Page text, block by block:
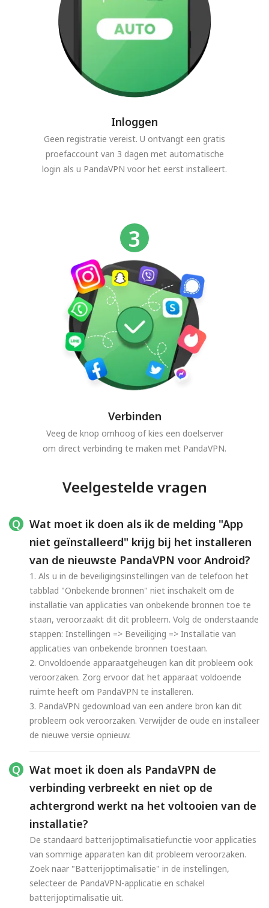
Inloggen
Geen registratie vereist. U ontvangt een gratis
proefaccount van 3 dagen met automatische
login als u PandaVPN voor het eerst installeert.
Verbinden
Veeg de knop omhoog of kies een doelserver
om direct verbinding te maken met PandaVPN.
Veelgestelde vragen
Wat moet ik doen als ik de melding "App
niet geïnstalleerd" krijg bij het installeren
van de nieuwste PandaVPN voor Android?
1. Als u in de beveiligingsinstellingen van de telefoon het
tabblad "Onbekende bronnen" niet inschakelt om de
installatie van applicaties van onbekende bronnen toe te
staan, veroorzaakt dit dit probleem. Volg de onderstaande
stappen: Instellingen => Beveiliging => Installatie van
applicaties van onbekende bronnen toestaan.
2. Onvoldoende apparaatgeheugen kan dit probleem ook
veroorzaken. Zorg ervoor dat het apparaat voldoende
ruimte heeft om PandaVPN te installeren.
3. PandaVPN gedownload van een andere bron kan dit
probleem ook veroorzaken. Verwijder de oude en installeer
de nieuwe versie opnieuw.
Wat moet ik doen als PandaVPN de
verbinding verbreekt en niet op de
achtergrond werkt na het voltooien van de
installatie?
De standaard batterijoptimalisatiefunctie voor applicaties
van sommige apparaten kan dit probleem veroorzaken.
Zoek naar "Batterijoptimalisatie" in de instellingen,
selecteer de PandaVPN-applicatie en schakel
batterijoptimalisatie uit.